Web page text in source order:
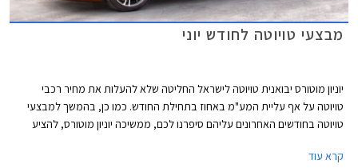
מבצעי טויוטה לחודש יוני
יוניון מוטורס יבואנית טויוטה לישראל החליטה שלא להעלות את מחיר רכבי
טויוטה על אף עליית המע"מ באחוז בתחילת החודש. כמו כן, בהמשך למבצעי
טויוטה בחודשים האחרונים עליהם סיפרנו לכם, ממשיכה יוניון מוטורס, להציע
למבצעים שהתקיימו במהלך החודשים האחרונים אולם בחלק מהדגמים השתנו
קרא עוד